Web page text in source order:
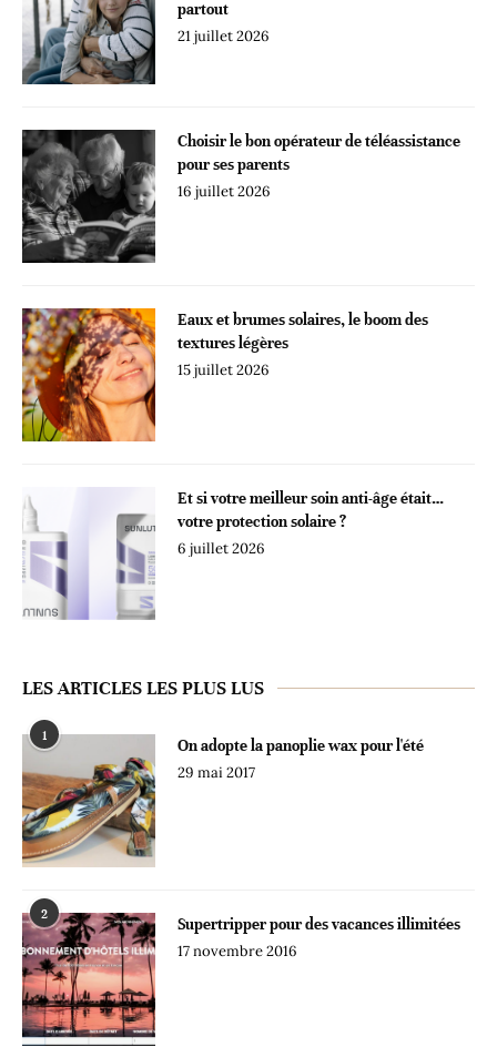
partout
21 juillet 2026
Choisir le bon opérateur de téléassistance
pour ses parents
16 juillet 2026
Eaux et brumes solaires, le boom des
textures légères
15 juillet 2026
Et si votre meilleur soin anti-âge était…
votre protection solaire ?
6 juillet 2026
LES ARTICLES LES PLUS LUS
1
On adopte la panoplie wax pour l'été
29 mai 2017
2
Supertripper pour des vacances illimitées
17 novembre 2016